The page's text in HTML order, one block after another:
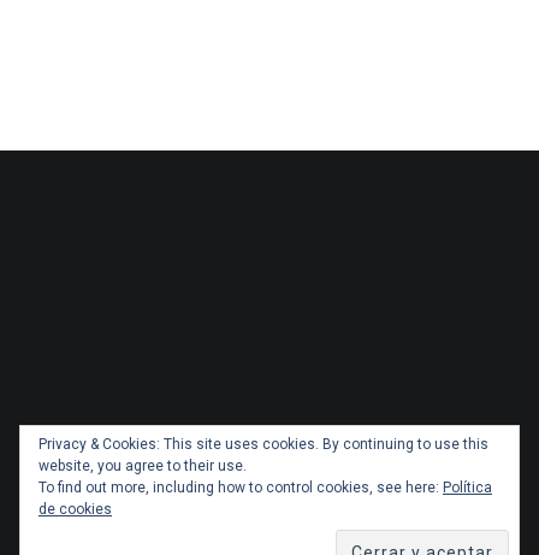
Copyright 2026 Administracionytransportes.cl Todos los
. Orgullosamente
Privacy & Cookies: This site uses cookies. By continuing to use this
website, you agree to their use.
To find out more, including how to control cookies, see here: Política
de cookies